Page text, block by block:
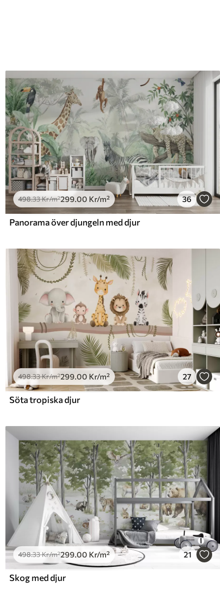
498.33Kr/m²299 .00 Kr/m² 36
Panorama över djungeln med djur
498.33Kr/m²299.00 Kr/m² 27
Söta tropiska djur
498.33Kr/m²299 .00 Kr/m² 21
Skog med djur